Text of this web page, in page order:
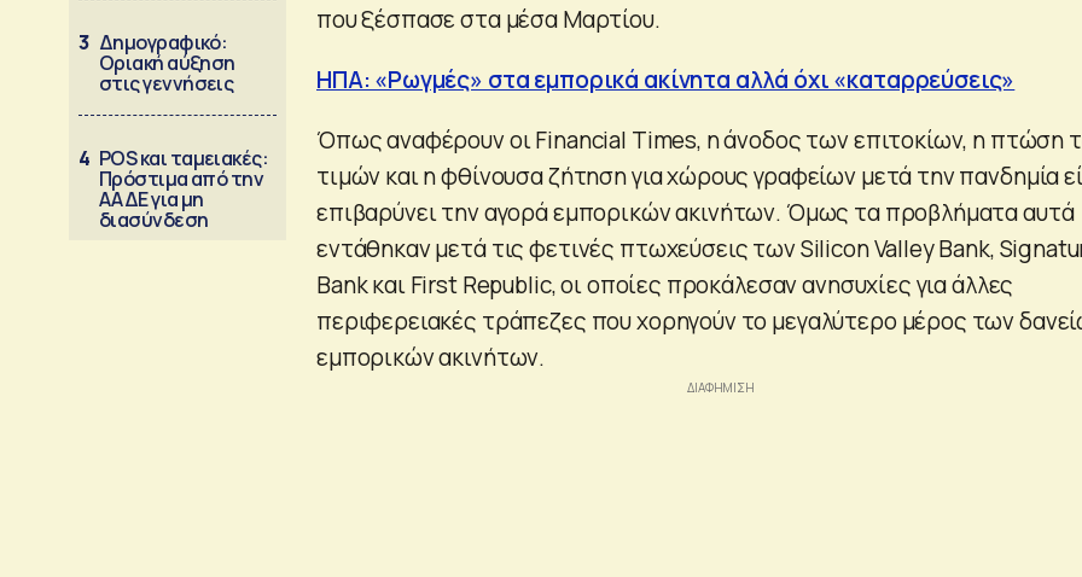
3 Δημογραφικό:
Οριακή αύξηση
στις γεννήσεις
4 POS και ταμειακές:
Πρόστιμα από την
ΑΑΔΕ για μη
διασύνδεση
που ξέσπασε στα μέσα Μαρτίου.
ΗΠΑ: «Ρωγμές» στα εμπορικά ακίνητα αλλά όχι «καταρρεύσεις»
Όπως αναφέρουν οι Financial Times, η άνοδος των επιτοκίων, η πτώση
τιμών και η φθίνουσα ζήτηση για χώρους γραφείων μετά την πανδημία
επιβαρύνει την αγορά εμπορικών ακινήτων. Όμως τα προβλήματα αυτά
εντάθηκαν μετά τις φετινές πτωχεύσεις των Silicon Valley Bank,
Bank και First Republic, οι οποίες προκάλεσαν ανησυχίες για άλλες
περιφερειακές τράπεζες που χορηγούν το μεγαλύτερο μέρος των
εμπορικών ακινήτων.